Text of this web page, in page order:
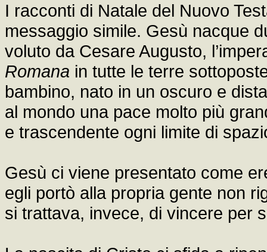
I racconti di Natale del Nuovo
messaggio simile. Gesù nacque
voluto da Cesare Augusto,
Romana in tutte le terre
bambino, nato in un oscuro e
al mondo una pace molto più
e trascendente ogni limite di
Gesù ci viene presentato come
egli portò alla propria gente non
si trattava, invece, di vincere per